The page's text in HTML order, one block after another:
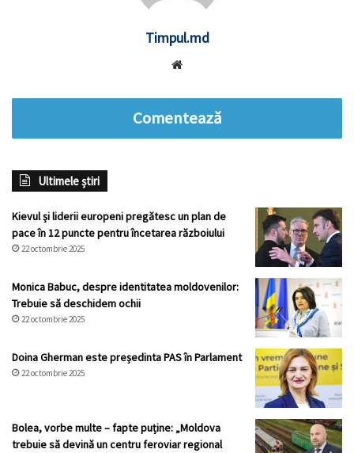
Timpul.md
Comentează
Ultimele știri
Kievul și liderii europeni pregătesc un plan de
pace în 12 puncte pentru încetarea războiului
22 octombrie 2025
Monica Babuc, despre identitatea moldovenilor:
Trebuie să deschidem ochii
22 octombrie 2025
Doina Gherman este președinta PAS în Parlament
22 octombrie 2025
Bolea, vorbe multe – fapte puține: „Moldova
trebuie să devină un centru feroviar regional